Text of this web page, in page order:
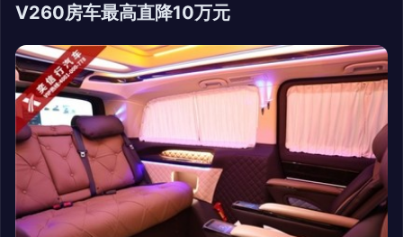
V260房车最高直降10万元